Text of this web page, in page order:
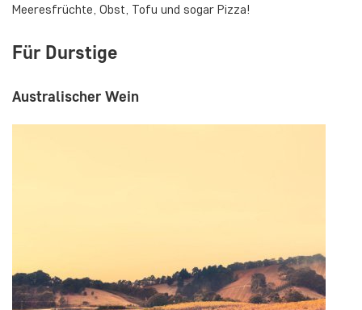
Meeresfrüchte, Obst, Tofu und sogar Pizza!
Für Durstige
Australischer Wein